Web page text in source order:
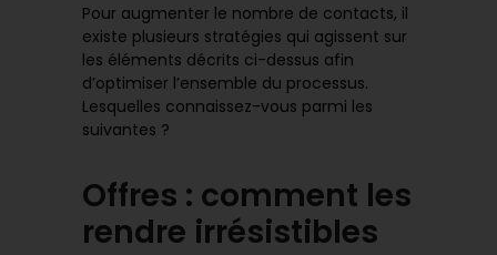
Pour augmenter le nombre de contacts, il
existe plusieurs stratégies qui agissent sur
les éléments décrits ci-dessus afin
d’optimiser l’ensemble du processus.
Lesquelles connaissez-vous parmi les
suivantes ?
Offres : comment les
rendre irrésistibles